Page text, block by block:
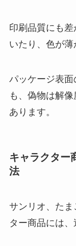
印刷品質にも
いたり、色が薄
パッケージ表
も、偽物は解
あります。
キャラクター
法
サンリオ、た
ター商品には、